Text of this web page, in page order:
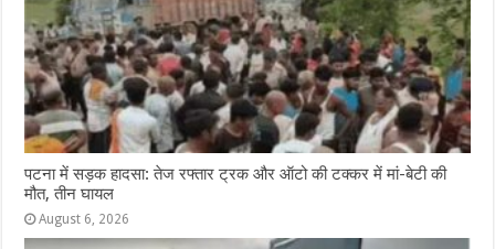
पटना में सड़क हादसा: तेज रफ्तार ट्रक और ऑटो की टक्कर में मां-बेटी की
मौत, तीन घायल
August 6, 2026